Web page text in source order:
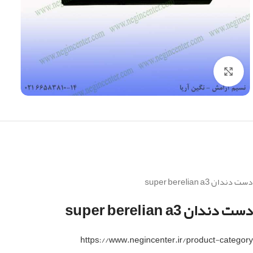
دست دندان super berelian a3
دست دندان super berelian a3
https://www.negincenter.ir/product-category